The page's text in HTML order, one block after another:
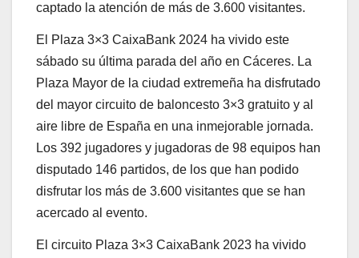
captado la atención de más de 3.600 visitantes.
El Plaza 3×3 CaixaBank 2024 ha vivido este
sábado su última parada del año en Cáceres. La
Plaza Mayor de la ciudad extremeña ha disfrutado
del mayor circuito de baloncesto 3×3 gratuito y al
aire libre de España en una inmejorable jornada.
Los 392 jugadores y jugadoras de 98 equipos han
disputado 146 partidos, de los que han podido
disfrutar los más de 3.600 visitantes que se han
acercado al evento.
El circuito Plaza 3×3 CaixaBank 2023 ha vivido